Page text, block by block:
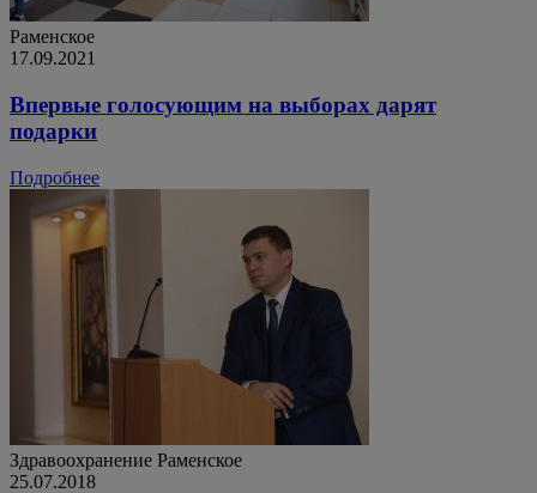
Раменское
17.09.2021
Впервые голосующим на выборах дарят
подарки
Подробнее
Здравоохранение Раменское
25.07.2018